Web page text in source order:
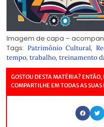
Imagem de capa –
Tags: Patrimônio Cultural,
tempo, trabalho, treinamento
GOSTOU DESTA MATÉRIA? ENTÃO,
COMPARTILHE EM TODAS AS